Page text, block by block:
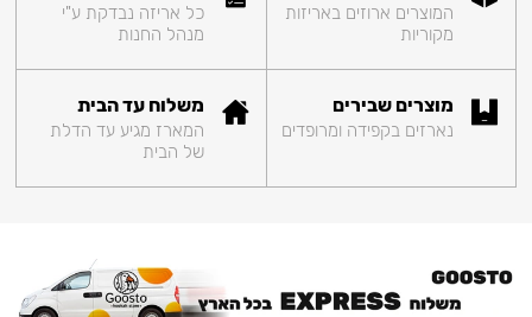
המוצרים ארוזים באריזות
מקוריות
כל אריזה נבדקת ע"י
מנהל החנות
מוצרים שבירים
נארזים בקפידה ומרופדים
משלוח עד הבית
המארז מגיע עד הדלת
של הבית